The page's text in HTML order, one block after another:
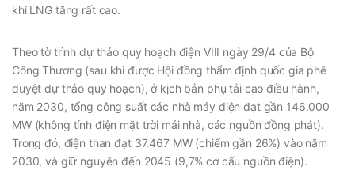
khí LNG tăng rất cao.
Theo tờ trình dự thảo quy hoạch điện VIII ngày 29/4 của Bộ
Công Thương (sau khi được Hội đồng thẩm định quốc gia phê
duyệt dự thảo quy hoạch), ở kịch bản phụ tải cao điều hành,
năm 2030, tổng công suất các nhà máy điện đạt gần 146.000
MW (không tính điện mặt trời mái nhà, các nguồn đồng phát).
Trong đó, điện than đạt 37.467 MW (chiếm gần 26%) vào năm
2030, và giữ nguyên đến 2045 (9,7% cơ cấu nguồn điện).